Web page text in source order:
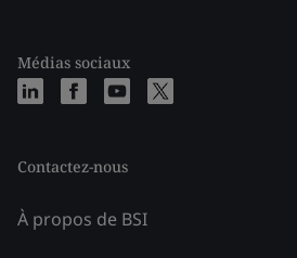
Médias sociaux
Contactez-nous
À propos de BSI